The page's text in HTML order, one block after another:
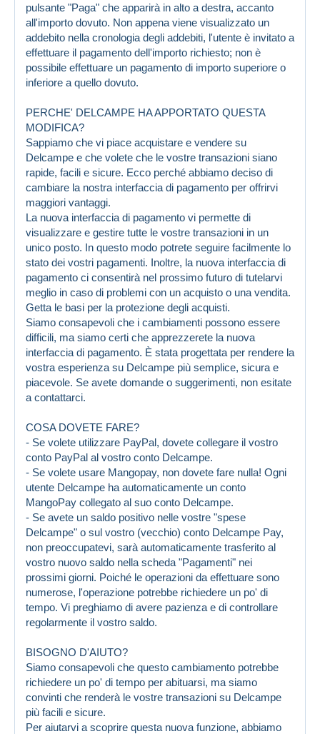
pulsante "Paga" che apparirà in alto a destra, accanto
all'importo dovuto. Non appena viene visualizzato un
addebito nella cronologia degli addebiti, l'utente è invitato a
effettuare il pagamento dell'importo richiesto; non è
possibile effettuare un pagamento di importo superiore o
inferiore a quello dovuto.
PERCHE' DELCAMPE HA APPORTATO QUESTA
MODIFICA?
Sappiamo che vi piace acquistare e vendere su
Delcampe e che volete che le vostre transazioni siano
rapide, facili e sicure. Ecco perché abbiamo deciso di
cambiare la nostra interfaccia di pagamento per offrirvi
maggiori vantaggi.
La nuova interfaccia di pagamento vi permette di
visualizzare e gestire tutte le vostre transazioni in un
unico posto. In questo modo potrete seguire facilmente lo
stato dei vostri pagamenti. Inoltre, la nuova interfaccia di
pagamento ci consentirà nel prossimo futuro di tutelarvi
meglio in caso di problemi con un acquisto o una vendita.
Getta le basi per la protezione degli acquisti.
Siamo consapevoli che i cambiamenti possono essere
difficili, ma siamo certi che apprezzerete la nuova
interfaccia di pagamento. È stata progettata per rendere la
vostra esperienza su Delcampe più semplice, sicura e
piacevole. Se avete domande o suggerimenti, non esitate
a contattarci.
COSA DOVETE FARE?
- Se volete utilizzare PayPal, dovete collegare il vostro
conto PayPal al vostro conto Delcampe.
- Se volete usare Mangopay, non dovete fare nulla! Ogni
utente Delcampe ha automaticamente un conto
MangoPay collegato al suo conto Delcampe.
- Se avete un saldo positivo nelle vostre "spese
Delcampe" o sul vostro (vecchio) conto Delcampe Pay,
non preoccupatevi, sarà automaticamente trasferito al
vostro nuovo saldo nella scheda "Pagamenti" nei
prossimi giorni. Poiché le operazioni da effettuare sono
numerose, l'operazione potrebbe richiedere un po' di
tempo. Vi preghiamo di avere pazienza e di controllare
regolarmente il vostro saldo.
BISOGNO D'AIUTO?
Siamo consapevoli che questo cambiamento potrebbe
richiedere un po' di tempo per abituarsi, ma siamo
convinti che renderà le vostre transazioni su Delcampe
più facili e sicure.
Per aiutarvi a scoprire questa nuova funzione, abbiamo